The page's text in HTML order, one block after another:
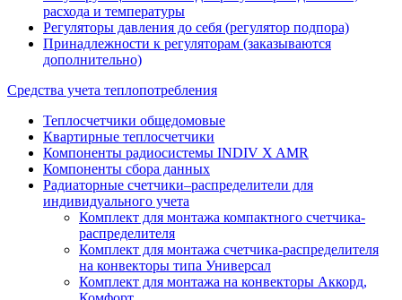
расхода и температуры
Регуляторы давления до себя (регулятор подпора)
Принадлежности к регуляторам (заказываются
дополнительно)
Средства учета теплопотребления
Теплосчетчики общедомовые
Квартирные теплосчетчики
Компоненты радиосистемы INDIV X AMR
Компоненты сбора данных
Радиаторные счетчики–распределители для
индивидуального учета
Комплект для монтажа компактного счетчика-
распределителя
Комплект для монтажа счетчика-распределителя
на конвекторы типа Универсал
Комплект для монтажа на конвекторы Аккорд,